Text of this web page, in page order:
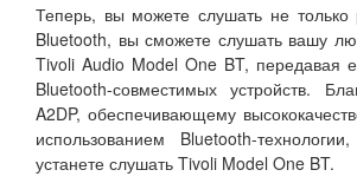
Теперь, вы можете слушать не только
Bluetooth, вы сможете слушать вашу
Tivoli Audio Model One BT, передавая
Bluetooth-совместимых устройств.
A2DP, обеспечивающему
использованием Bluetooth-
устанете слушать Tivoli Model One BT.